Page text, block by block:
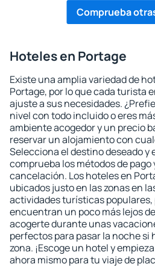
Comprueba
Hoteles en Portage
Existe una amplia variedad de
Portage, por lo que cada turista
ajuste a sus necesidades.
nivel con todo incluido o eres
ambiente acogedor y un precio
reservar un alojamiento con
Selecciona el destino deseado y
comprueba los métodos de pago
cancelación. Los hoteles en
ubicados justo en las zonas en
actividades turísticas populares,
encuentran un poco más lejos
acogerte durante unas
perfectos para pasar la noche si
zona. ¡Escoge un hotel y
ahora mismo para tu viaje de